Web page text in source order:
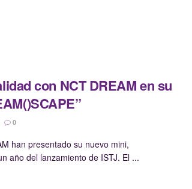
con NCT DREAM en su
0
han presentado su nuevo mini,
año del lanzamiento de ISTJ. El ...